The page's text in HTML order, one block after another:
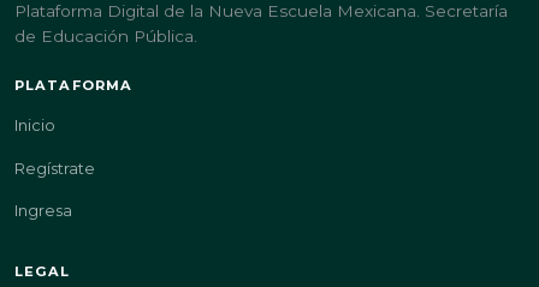
Plataforma Digital de la Nueva Escuela Mexicana. Secretaría
de Educación Pública.
PLATAFORMA
Inicio
Regístrate
Ingresa
LEGAL